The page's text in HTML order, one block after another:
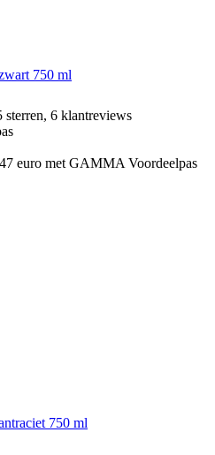
750 ml
sterren, 6 klantreviews
euro met GAMMA Voordeelpas
750 ml